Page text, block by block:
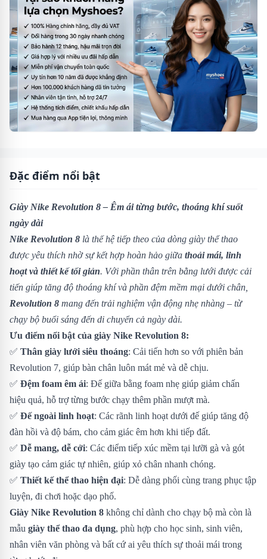
Đặc điểm nổi bật
Giày Nike Revolution 8 – Êm ái từng bước, thoáng khí suốt
ngày dài
Nike Revolution 8 là thế hệ tiếp theo của dòng giày thể thao
được yêu thích nhờ sự kết hợp hoàn hảo giữa thoải mái, linh
hoạt và thiết kế tối giản. Với phần thân trên bằng lưới được cải
tiến giúp tăng độ thoáng khí và phần đệm mềm mại dưới chân,
Revolution 8 mang đến trải nghiệm vận động nhẹ nhàng – từ
chạy bộ buổi sáng đến di chuyển cả ngày dài.
Ưu điểm nổi bật của giày Nike Revolution 8:
✅ Thân giày lưới siêu thoáng: Cải tiến hơn so với phiên bản
Revolution 7, giúp bàn chân luôn mát mẻ và dễ chịu.
✅ Đệm foam êm ái: Đế giữa bằng foam nhẹ giúp giảm chấn
hiệu quả, hỗ trợ từng bước chạy thêm phần mượt mà.
✅ Đế ngoài linh hoạt: Các rãnh linh hoạt dưới đế giúp tăng độ
đàn hồi và độ bám, cho cảm giác êm hơn khi tiếp đất.
✅ Dễ mang, dễ cởi: Các điểm tiếp xúc mềm tại lưỡi gà và gót
giày tạo cảm giác tự nhiên, giúp xỏ chân nhanh chóng.
✅ Thiết kế thể thao hiện đại: Dễ dàng phối cùng trang phục tập
luyện, đi chơi hoặc dạo phố.
Giày Nike Revolution 8 không chỉ dành cho chạy bộ mà còn là
mẫu giày thể thao đa dụng, phù hợp cho học sinh, sinh viên,
nhân viên văn phòng và bất cứ ai yêu thích sự thoải mái trong